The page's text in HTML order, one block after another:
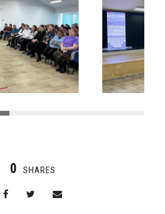
0 SHARES